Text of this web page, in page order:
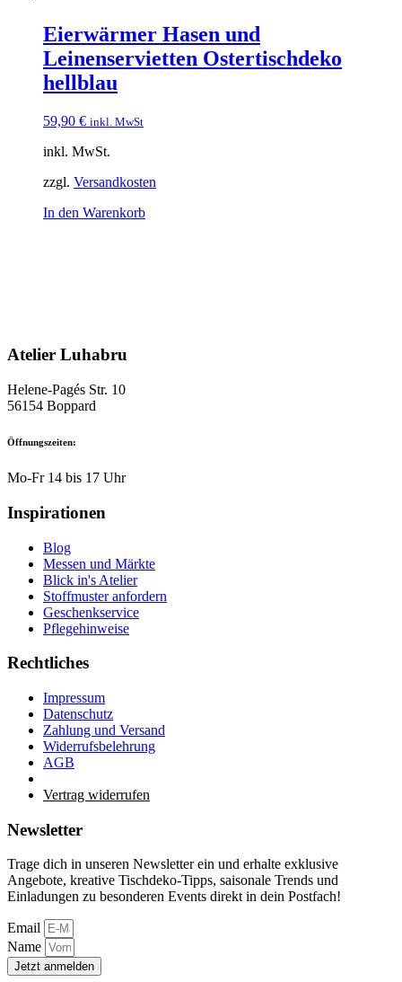
Eierwärmer Hasen und
Leinenservietten Ostertischdeko
hellblau
59,90 € inkl. MwSt
inkl. MwSt.
zzgl. Versandkosten
In den Warenkorb
Atelier Luhabru
Helene-Pagés Str. 10
56154 Boppard
Öffnungszeiten:
Mo-Fr 14 bis 17 Uhr
Inspirationen
Blog
Messen und Märkte
Blick in's Atelier
Stoffmuster anfordern
Geschenkservice
Pflegehinweise
Rechtliches
Impressum
Datenschutz
Zahlung und Versand
Widerrufsbelehrung
AGB
Vertrag widerrufen
Newsletter
Trage dich in unseren Newsletter ein und erhalte exklusive
Angebote, kreative Tischdeko-Tipps, saisonale Trends und
Einladungen zu besonderen Events direkt in dein Postfach!
Email
Name
Jetzt anmelden